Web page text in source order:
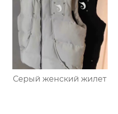
Серый женский жилет